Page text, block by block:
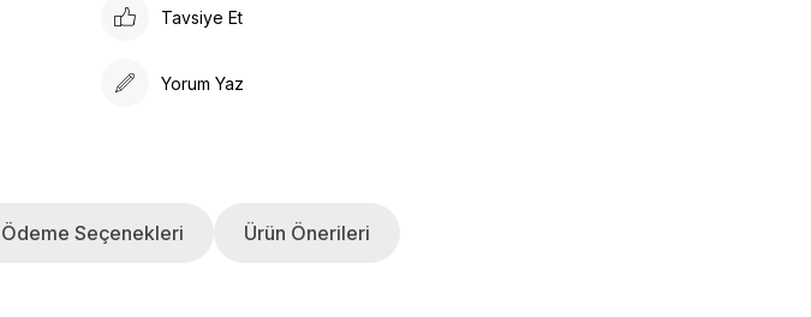
Tavsiye Et
Yorum Yaz
Ödeme Seçenekleri Ürün Önerileri